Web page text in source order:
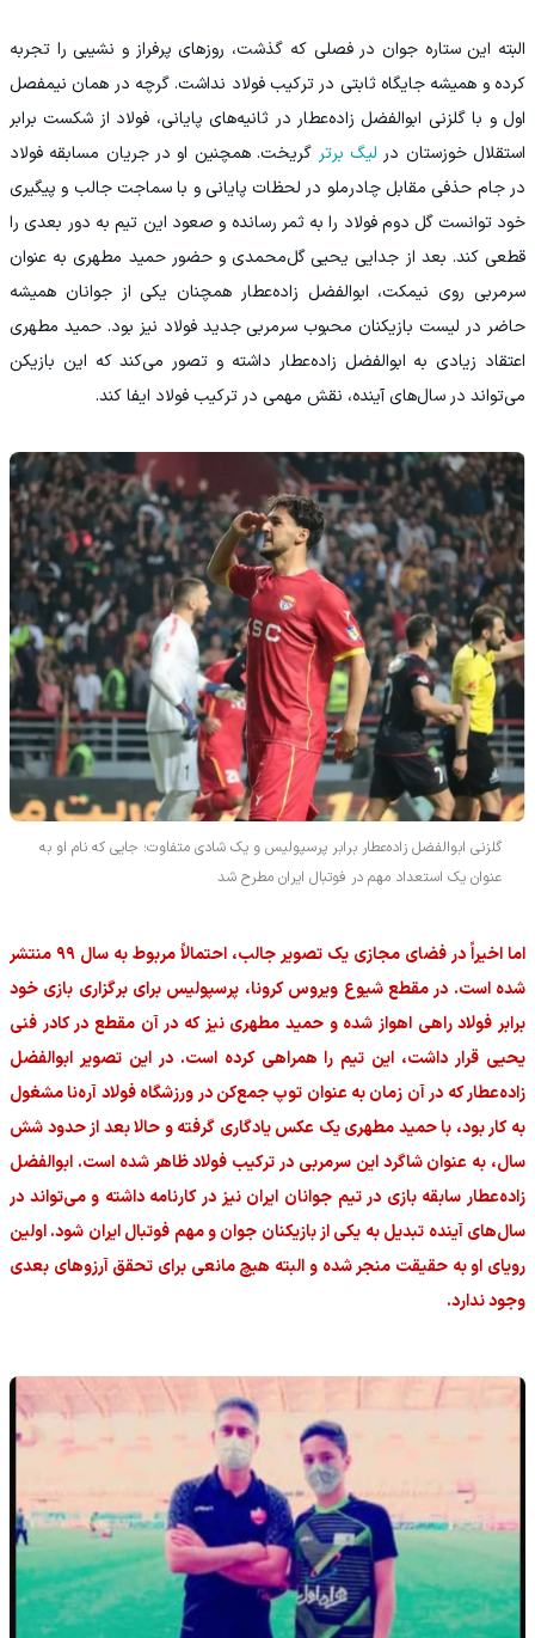
البته این ستاره جوان در فصلی که گذشت، روزهای پرفراز و نشیبی را تجربه
کرده و همیشه جایگاه ثابتی در ترکیب فولاد نداشت. گرچه در همان نیم‎فصل
اول و با گلزنی ابوالفضل زاده‌عطار در ثانیه‌های پایانی، فولاد از شکست برابر
استقلال خوزستان در لیگ برتر گریخت. همچنین او در جریان مسابقه فولاد
در جام حذفی مقابل چادرملو در لحظات پایانی و با سماجت جالب و پیگیری
خود توانست گل دوم فولاد را به ثمر رسانده و صعود این تیم به دور بعدی را
قطعی ‌کند. بعد از جدایی یحیی گل‌محمدی و حضور حمید مطهری به عنوان
سرمربی روی نیمکت، ابوالفضل زاده‌عطار همچنان یکی از جوانان همیشه
حاضر در لیست بازیکنان محبوب سرمربی جدید فولاد نیز بود. حمید مطهری
اعتقاد زیادی به ابوالفضل زاده‌عطار داشته و تصور می‌کند که این بازیکن
می‌تواند در سال‌های آینده، نقش مهمی در ترکیب فولاد ایفا کند.
گلزنی ابوالفضل زاده‌عطار برابر پرسپولیس و یک شادی متفاوت؛ جایی که نام او به
عنوان یک استعداد مهم در فوتبال ایران مطرح شد
اما اخیراً در فضای مجازی یک تصویر جالب، احتمالاً مربوط به سال ۹۹ منتشر
شده است. در مقطع شیوع ویروس کرونا، پرسپولیس برای برگزاری بازی خود
برابر فولاد راهی اهواز شده و حمید مطهری نیز که در آن مقطع در کادر فنی
یحیی قرار داشت، این تیم را همراهی کرده است. در این تصویر ابوالفضل
زاده‌عطار که در آن زمان به عنوان توپ جمع‌کن در ورزشگاه فولاد آره‌نا مشغول
به کار بود، با حمید مطهری یک عکس یادگاری گرفته و حالا بعد از حدود شش
سال، به عنوان شاگرد این سرمربی در ترکیب فولاد ظاهر شده است. ابوالفضل
زاده‌عطار سابقه بازی در تیم جوانان ایران نیز در کارنامه داشته و می‌تواند در
سال‌های آینده تبدیل به یکی از بازیکنان جوان و مهم فوتبال ایران شود. اولین
رویای او به حقیقت منجر شده و البته هیچ مانعی برای تحقق آرزوهای بعدی
وجود ندارد.